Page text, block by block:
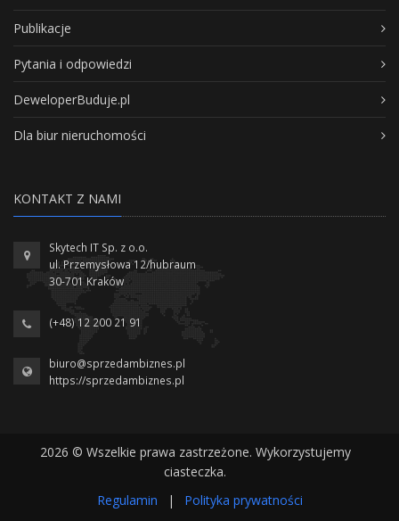
Publikacje
Pytania i odpowiedzi
DeweloperBuduje.pl
Dla biur nieruchomości
KONTAKT Z NAMI
Skytech IT Sp. z o.o.
ul. Przemysłowa 12/hubraum
30-701 Kraków
(+48) 12 200 21 91
biuro@sprzedambiznes.pl
https://sprzedambiznes.pl
2026 © Wszelkie prawa zastrzeżone. Wykorzystujemy
ciasteczka.
Regulamin
| Polityka prywatności